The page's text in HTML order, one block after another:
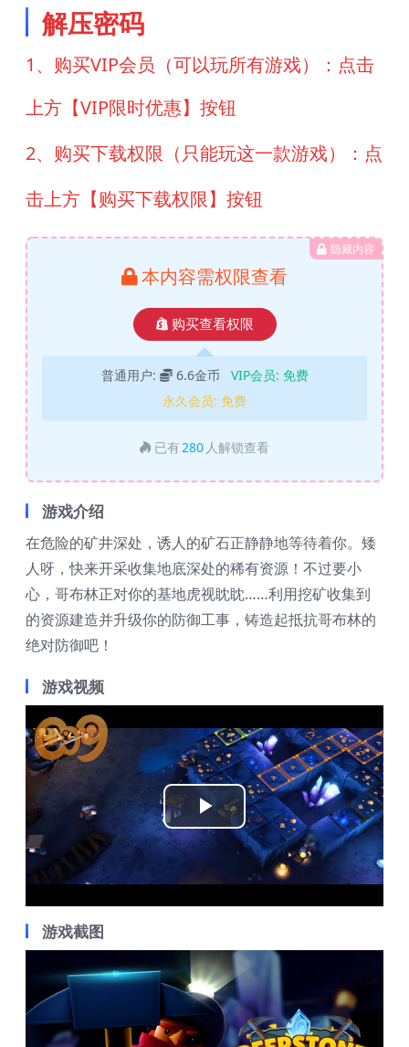
解压密码
1、购买VIP会员（可以玩所有游戏）：点击
上方【VIP限时优惠】按钮
2、购买下载权限（只能玩这一款游戏）：点
击上方【购买下载权限】按钮
隐藏内容
本内容需权限查看
购买查看权限
普通用户: 6.6金币 VIP会员: 免费
永久会员: 免费
已有280 人解锁查看
游戏介绍
在危险的矿井深处，诱人的矿石正静静地等待着你。矮
人呀，快来开采收集地底深处的稀有资源！不过要小
心，哥布林正对你的基地虎视眈眈……利用挖矿收集到
的资源建造并升级你的防御工事，铸造起抵抗哥布林的
绝对防御吧！
游戏视频
Play
Video
游戏截图